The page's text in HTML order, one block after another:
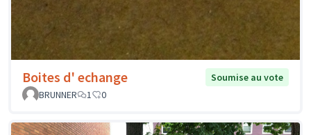
Boites d' echange
Soumise au vote
BRUNNER
1 0